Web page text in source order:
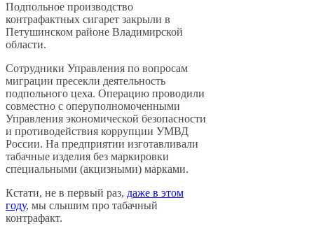
Подпольное производство
контрафактных сигарет закрыли в
Петушинском районе Владимирской
области.
Сотрудники Управления по вопросам
миграции пресекли деятельность
подпольного цеха. Операцию проводили
совместно с оперуполномоченными
Управления экономической безопасности
и противодействия коррупции УМВД
России. На предприятии изготавливали
табачные изделия без маркировки
специальными (акцизными) марками.
Кстати, не в первый раз, даже в этом
году, мы слышим про табачный
контрафакт.